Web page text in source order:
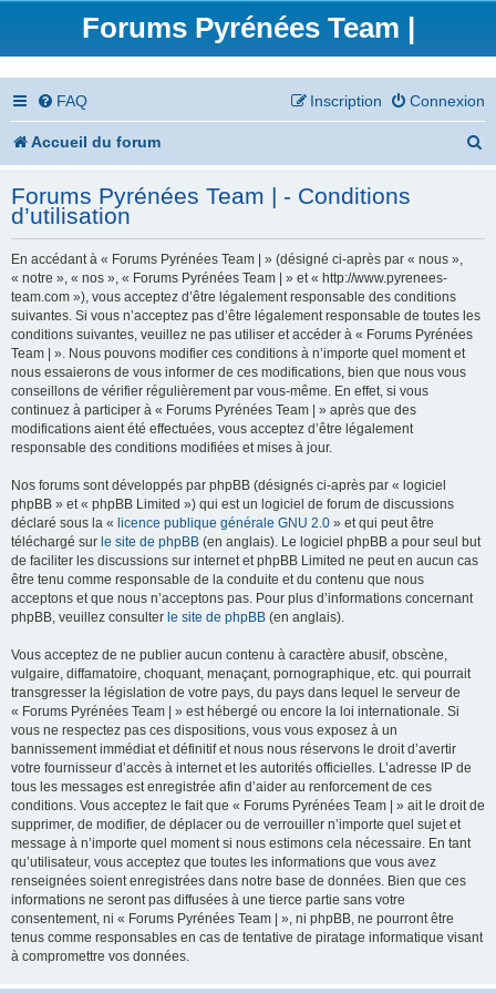
Forums Pyrénées Team |
FAQ Connexion
Inscription
Accueil du forum
h
Forums Pyrénées Team | - Conditions
d’utilisation
En accédant à « Forums Pyrénées Team | » (désigné ci-après par « nous »,
« notre », « nos », « Forums Pyrénées Team | » et « http://www.pyrenees-
team.com »), vous acceptez d’être légalement responsable des conditions
suivantes. Si vous n’acceptez pas d’être légalement responsable de toutes les
conditions suivantes, veuillez ne pas utiliser et accéder à « Forums Pyrénées
Team | ». Nous pouvons modifier ces conditions à n’importe quel moment et
nous essaierons de vous informer de ces modifications, bien que nous vous
conseillons de vérifier régulièrement par vous-même. En effet, si vous
continuez à participer à « Forums Pyrénées Team | » après que des
modifications aient été effectuées, vous acceptez d’être légalement
responsable des conditions modifiées et mises à jour.
Nos forums sont développés par phpBB (désignés ci-après par « logiciel
phpBB » et « phpBB Limited ») qui est un logiciel de forum de discussions
déclaré sous la « licence publique générale GNU 2.0 » et qui peut être
téléchargé sur le site de phpBB (en anglais). Le logiciel phpBB a pour seul but
de faciliter les discussions sur internet et phpBB Limited ne peut en aucun cas
être tenu comme responsable de la conduite et du contenu que nous
acceptons et que nous n’acceptons pas. Pour plus d’informations concernant
phpBB, veuillez consulter le site de phpBB (en anglais).
Vous acceptez de ne publier aucun contenu à caractère abusif, obscène,
vulgaire, diffamatoire, choquant, menaçant, pornographique, etc. qui pourrait
transgresser la législation de votre pays, du pays dans lequel le serveur de
« Forums Pyrénées Team | » est hébergé ou encore la loi internationale. Si
vous ne respectez pas ces dispositions, vous vous exposez à un
bannissement immédiat et définitif et nous nous réservons le droit d’avertir
votre fournisseur d’accès à internet et les autorités officielles. L’adresse IP de
tous les messages est enregistrée afin d’aider au renforcement de ces
conditions. Vous acceptez le fait que « Forums Pyrénées Team | » ait le droit de
supprimer, de modifier, de déplacer ou de verrouiller n’importe quel sujet et
message à n’importe quel moment si nous estimons cela nécessaire. En tant
qu’utilisateur, vous acceptez que toutes les informations que vous avez
renseignées soient enregistrées dans notre base de données. Bien que ces
informations ne seront pas diffusées à une tierce partie sans votre
consentement, ni « Forums Pyrénées Team | », ni phpBB, ne pourront être
tenus comme responsables en cas de tentative de piratage informatique visant
à compromettre vos données.